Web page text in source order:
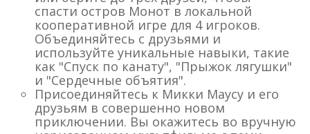
спасти остров Монот в локальной
кооперативной игре для 4 игроков.
Объединяйтесь с друзьями и
используйте уникальные навыки, такие
как "Спуск по канату", "Прыжок лягушки"
и "Сердечные объятия".
Присоединяйтесь к Микки Маусу и его
друзьям в совершенно новом
приключении. Вы окажитесь во вручную